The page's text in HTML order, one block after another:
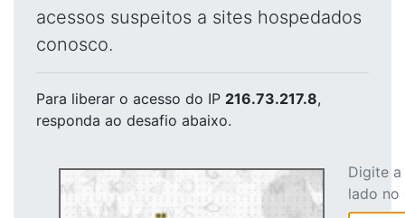
acessos suspeitos a sites hospedados
conosco.
Para liberar o acesso do IP 216.73.217.8,
responda ao desafio abaixo.
Digite
lado no